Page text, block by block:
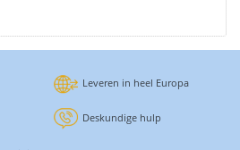
Leveren in heel Europa
Deskundige hulp